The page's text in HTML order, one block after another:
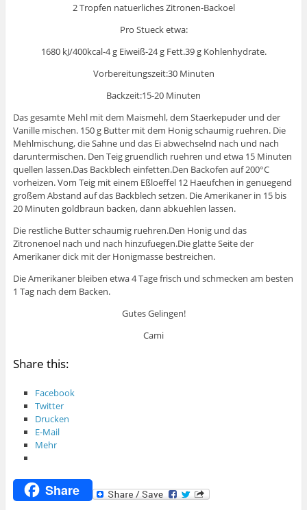
2 Tropfen natuerliches Zitronen-Backoel
Pro Stueck etwa:
1680 kJ/400kcal-4 g Eiweiß-24 g Fett.39 g Kohlenhydrate.
Vorbereitungszeit:30 Minuten
Backzeit:15-20 Minuten
Das gesamte Mehl mit dem Maismehl, dem Staerkepuder und der
Vanille mischen. 150 g Butter mit dem Honig schaumig ruehren. Die
Mehlmischung, die Sahne und das Ei abwechselnd nach und nach
daruntermischen. Den Teig gruendlich ruehren und etwa 15 Minuten
quellen lassen.Das Backblech einfetten.Den Backofen auf 200°C
vorheizen. Vom Teig mit einem Eßloeffel 12 Haeufchen in genuegend
großem Abstand auf das Backblech setzen. Die Amerikaner in 15 bis
20 Minuten goldbraun backen, dann abkuehlen lassen.
Die restliche Butter schaumig ruehren.Den Honig und das
Zitronenoel nach und nach hinzufuegen.Die glatte Seite der
Amerikaner dick mit der Honigmasse bestreichen.
Die Amerikaner bleiben etwa 4 Tage frisch und schmecken am besten
1 Tag nach dem Backen.
Gutes Gelingen!
Cami
Share this:
Facebook
Twitter
Drucken
E-Mail
Mehr
Share